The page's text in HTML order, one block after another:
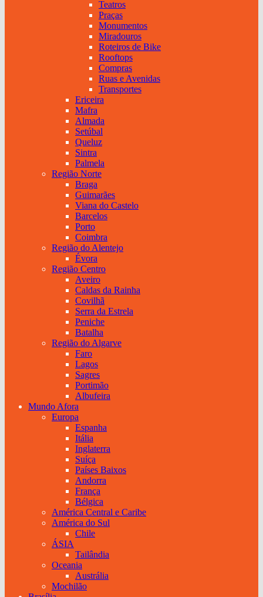
Teatros
Praças
Monumentos
Miradouros
Roteiros de Bike
Rooftops
Compras
Ruas e Avenidas
Transportes
Ericeira
Mafra
Almada
Setúbal
Queluz
Sintra
Palmela
Região Norte
Braga
Guimarães
Viana do Castelo
Barcelos
Porto
Coimbra
Região do Alentejo
Évora
Região Centro
Aveiro
Caldas da Rainha
Covilhã
Serra da Estrela
Peniche
Batalha
Região do Algarve
Faro
Lagos
Sagres
Portimão
Albufeira
Mundo Afora
Europa
Espanha
Itália
Inglaterra
Suíça
Países Baixos
Andorra
França
Bélgica
América Central e Caribe
América do Sul
Chile
ÁSIA
Tailândia
Oceania
Austrália
Mochilão